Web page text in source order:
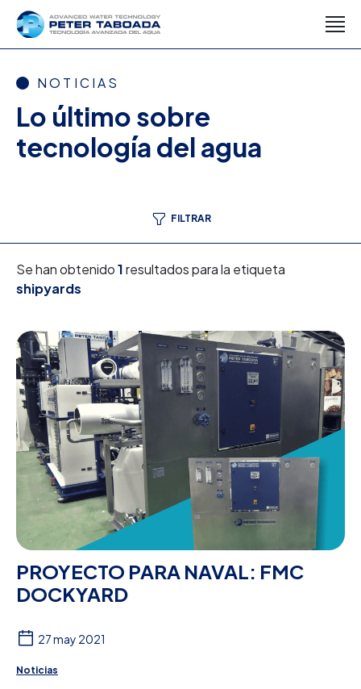
NOTICIAS
Lo último sobre
tecnología del agua
FILTRAR
Se han obtenido1resultados para la etiqueta
shipyards
PROYECTO PARA NAVAL: FMC
DOCKYARD
27 may 2021
Noticias